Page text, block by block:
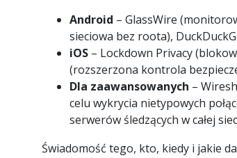
Android – GlassWire
sieciowa bez roota),
iOS– Lockdown Privacy
(rozszerzona kontrola
Dla zaawansowanych –
celu wykrycia nietypowych
serwerów śledzących w całej
Świadomość tego, kto, kiedy i jakie